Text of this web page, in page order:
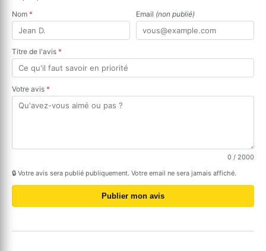
Nom * Email (non publié)
Titre de l'avis *
Votre avis *
0 / 2000
🔒 Votre avis sera publié publiquement. Votre email ne sera jamais affiché.
Publier mon avis